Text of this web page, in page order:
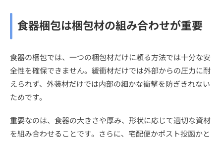
食器梱包は梱包材の組み合わせが重要
食器の梱包では、一つの梱包材だけに頼る方法では十分な安
全性を確保できません。緩衝材だけでは外部からの圧力に耐
えられず、外装材だけでは内部の細かな衝撃を防ぎきれない
ためです。
重要なのは、食器の大きさや厚み、形状に応じて適切な資材
を組み合わせることです。さらに、宅配便かポスト投函かと